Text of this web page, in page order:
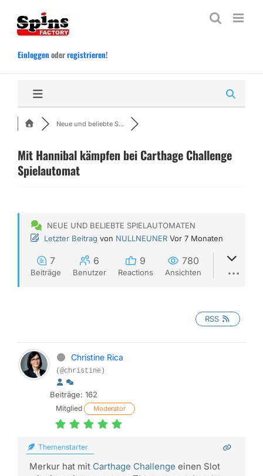
Inhalt
springen
Einloggenoderregistrieren!
Neue und beliebte S...
Mit Hannibal kämpfen bei Carthage Challenge
Spielautomat
NEUE UND BELIEBTE SPIELAUTOMATEN
Letzter Beitrag von NULLNEUNER Vor 7 Monaten
7
Beiträge
6
Benutzer
9
Reactions
780
Ansichten
RSS
Christine Rica
(@christine)
Beiträge: 162
Mitglied Moderator
Themenstarter
Merkur hat mit Carthage Challenge einen Slot